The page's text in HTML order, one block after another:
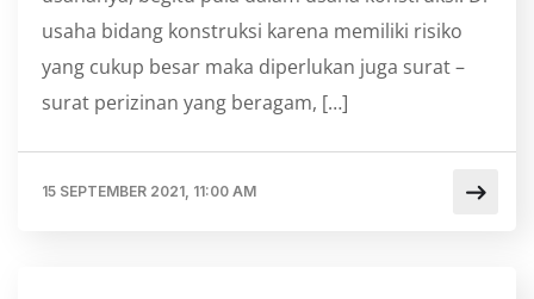
usaha bidang konstruksi karena memiliki risiko
yang cukup besar maka diperlukan juga surat –
surat perizinan yang beragam, […]
15 SEPTEMBER 2021, 11:00 AM